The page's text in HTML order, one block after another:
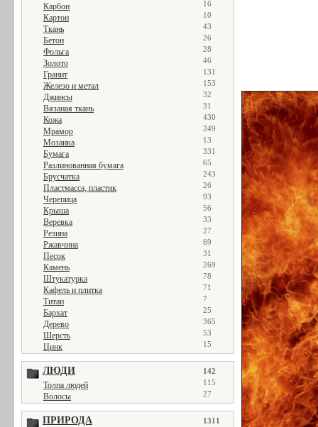
Карбон 16
Картон 10
Ткань 43
Бетон 26
Фольга 28
Золото 46
Гранит 131
Железо и метал 153
Джинсы 32
Вязаная ткань 31
Кожа 430
Мрамор 249
Мозаика 13
Бумага 331
Разлинованная бумага 65
Брусчатка 243
Пластмасса, пластик 26
Черепица 93
Крыша 56
Веревка 33
Резина 27
Ржавчина 69
Песок 31
Камень 269
Штукатурка 78
Кафель и плитка 71
Титан 7
Бархат 25
Дерево 365
Шерсть 53
Цинк 15
ЛЮДИ 142
Толпа людей 115
Волосы 27
ПРИРОДА 1311